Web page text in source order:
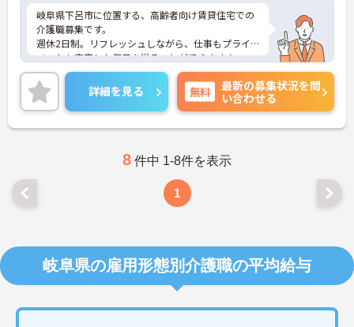
岐阜県下呂市に位置する、高齢者向け賃貸住宅での
介護職募集です。
週休2日制。リフレッシュしながら、仕事もプライ
ベートも充実した毎日を送ることができます！
資格や実務経験はなくてもOK！現場で働きながら経
験を積んでいくことができます。
ご興味ある方には、面接対策ポイントなど、さらに
詳細をお話しいたしますのでお気軽にご相談くださ
い。
詳細を見る 無料
最新の募集状況を問
い合わせる
8 件中 1-8件を表示
1
岐阜県の雇用形態別介護職の平均給与